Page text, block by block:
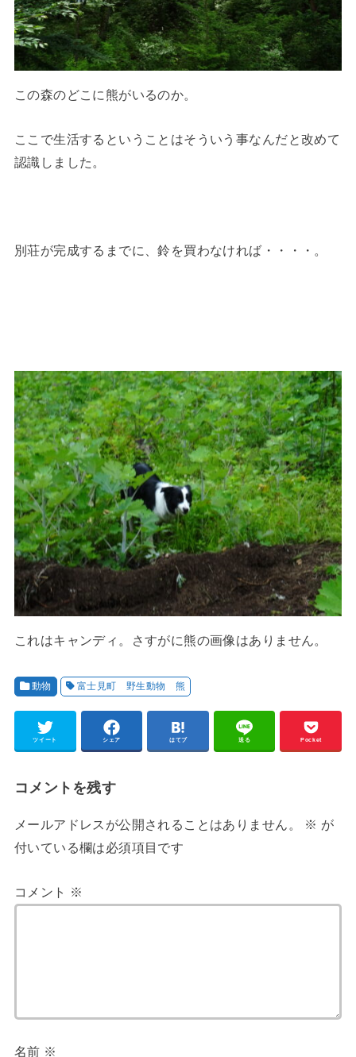
この森のどこに熊がいるのか。
ここで生活するということはそういう事なんだと改めて
認識しました。
別荘が完成するまでに、鈴を買わなければ・・・・。
これはキャンディ。さすがに熊の画像はありません。
動物 富士見町 野生動物 熊
ツイート シェア はてブ 送る Pocket
コメントを残す
メールアドレスが公開されることはありません。 ※ が
付いている欄は必須項目です
コメント ※
名前 ※